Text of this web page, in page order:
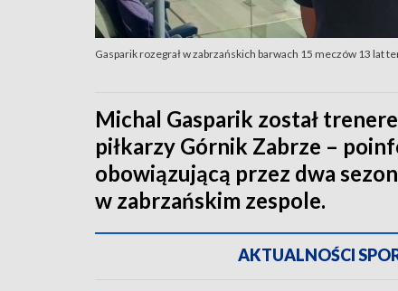
Gasparik rozegrał w zabrzańskich barwach 15 meczów 13 lat
Michal Gasparik został
piłkarzy Górnik Zabrze –
obowiązującą przez dwa
w zabrzańskim zespole.
AKTUALNOŚCI